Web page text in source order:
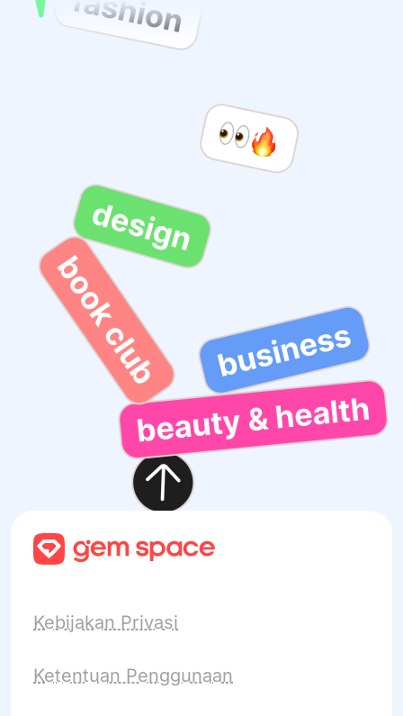
Kebijakan Privasi
Ketentuan Penggunaan